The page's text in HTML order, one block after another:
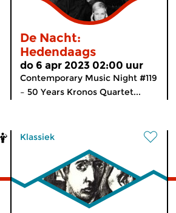
De Nacht:
Hedendaags
do 6 apr 2023 02:00 uur
Contemporary Music Night #119
– 50 Years Kronos Quartet...
Klassiek